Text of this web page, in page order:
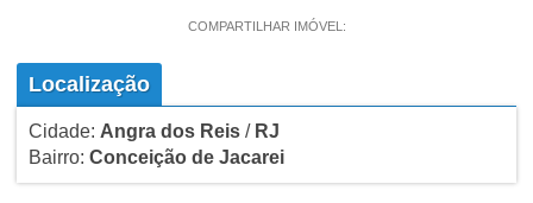
COMPARTILHAR IMÓVEL:
Localização
Cidade: Angra dos Reis/ RJ
Bairro: Conceição de Jacarei